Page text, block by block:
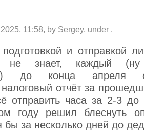
11:58, by Sergey, under .
и отправкой
не знает, каждый (ну
до конца апреля
отчёт за
отправить часа за 2-3 до
году решил блеснуть
бы за несколько дней до